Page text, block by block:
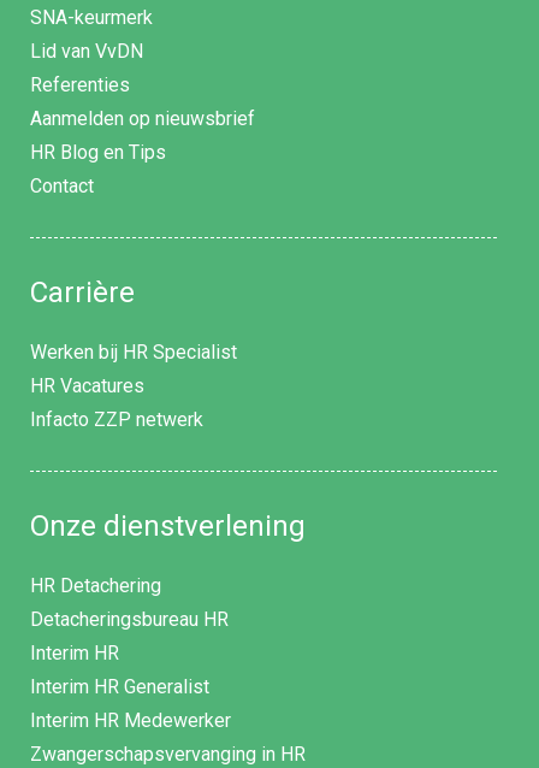
SNA-keurmerk
Lid van VvDN
Referenties
Aanmelden op nieuwsbrief
HR Blog en Tips
Contact
Carrière
Werken bij HR Specialist
HR Vacatures
Infacto ZZP netwerk
Onze dienstverlening
HR Detachering
Detacheringsbureau HR
Interim HR
Interim HR Generalist
Interim HR Medewerker
Zwangerschapsvervanging in HR